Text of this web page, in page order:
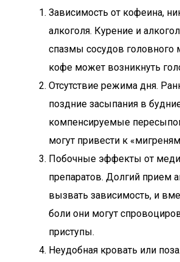
Зависимость от кофеина,
алкоголя. Курение и
спазмы сосудов головного
кофе может возникнуть
Отсутствие режима дня.
поздние засыпания в
компенсируемые
могут привести к
Побочные эффекты от
препаратов. Долгий прием
вызвать зависимость, и
боли они могут
приступы.
Неудобная кровать или